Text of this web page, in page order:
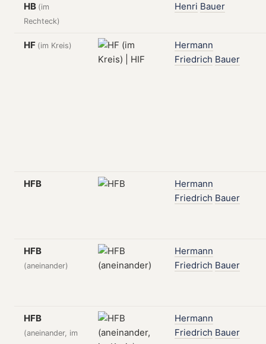
HB (im
Rechteck)
Henri Bauer
HF (im Kreis)
Hermann
Friedrich Bauer
HFB
Hermann
Friedrich Bauer
HFB
(aneinander)
Hermann
Friedrich Bauer
HFB
(aneinander, im
Hermann
Friedrich Bauer